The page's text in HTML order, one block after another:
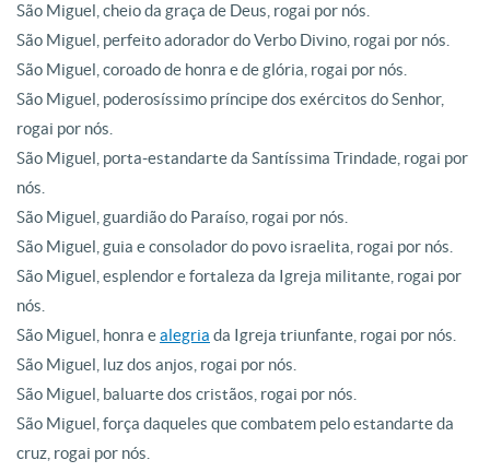
São Miguel, cheio da graça de Deus, rogai por nós.
São Miguel, perfeito adorador do Verbo Divino, rogai por nós.
São Miguel, coroado de honra e de glória, rogai por nós.
São Miguel, poderosíssimo príncipe dos exércitos do Senhor,
rogai por nós.
São Miguel, porta-estandarte da Santíssima Trindade, rogai por
nós.
São Miguel, guardião do Paraíso, rogai por nós.
São Miguel, guia e consolador do povo israelita, rogai por nós.
São Miguel, esplendor e fortaleza da Igreja militante, rogai por
nós.
São Miguel, honra ealegria da Igreja triunfante, rogai por nós.
São Miguel, luz dos anjos, rogai por nós.
São Miguel, baluarte dos cristãos, rogai por nós.
São Miguel, força daqueles que combatem pelo estandarte da
cruz, rogai por nós.